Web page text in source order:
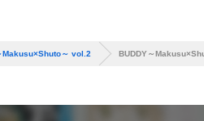
Makusu×Shuto～ vol.2 BUDDY～